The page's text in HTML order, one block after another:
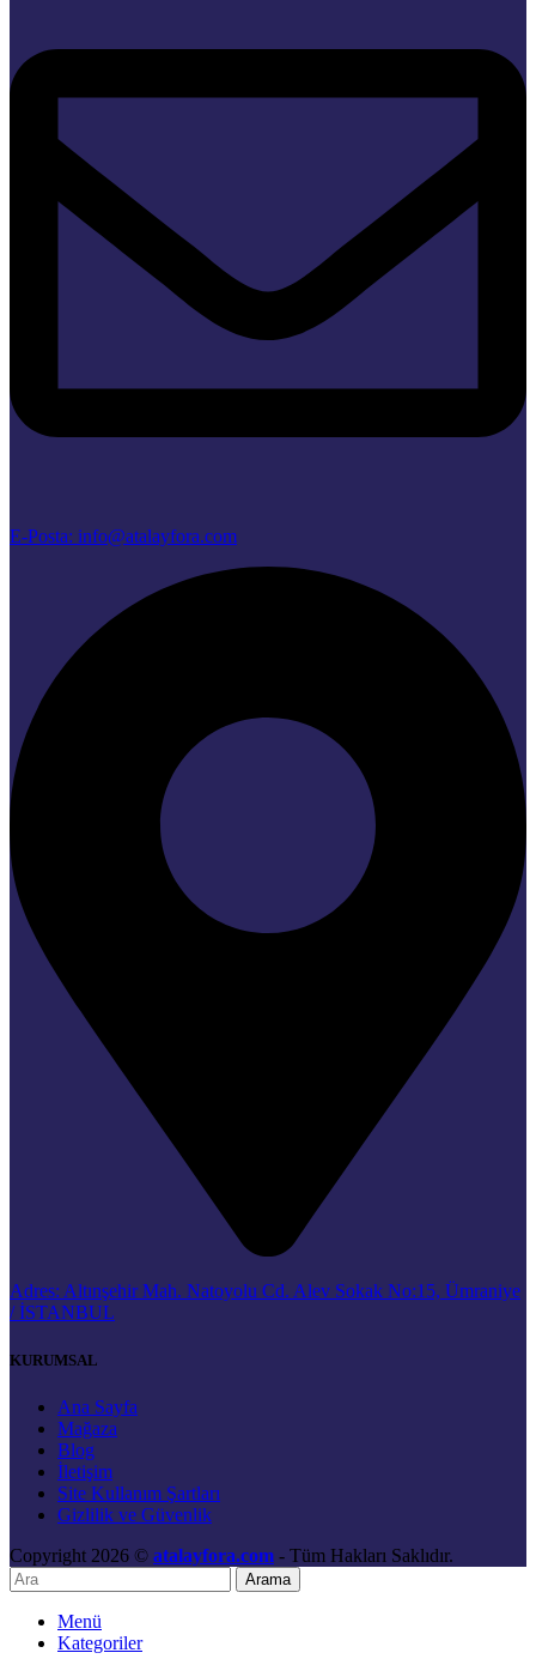
E-Posta: info@atalayfora.com
Adres: Altınşehir Mah. Natoyolu Cd. Alev Sokak No:15, Ümraniye
/ İSTANBUL
KURUMSAL
Ana Sayfa
Mağaza
Blog
İletişim
Site Kullanım Şartları
Gizlilik ve Güvenlik
Copyright 2026 © atalayfora.com - Tüm Hakları Saklıdır.
Arama
Menü
Kategoriler